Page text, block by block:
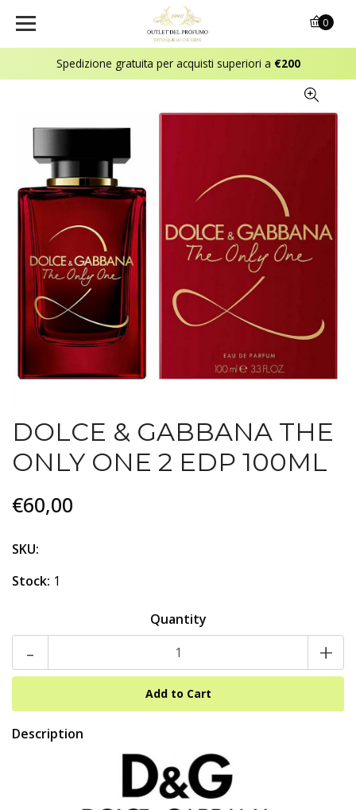
Spedizione gratuita per acquisti superiori a €200
0
DOLCE & GABBANA THE
ONLY ONE 2 EDP 100ML
€60,00
SKU:
Stock: 1
Quantity
- +
Description